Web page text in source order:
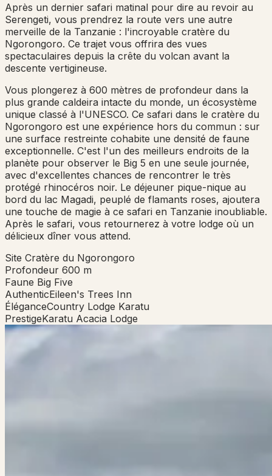
Après un dernier safari matinal pour dire au revoir au
Serengeti, vous prendrez la route vers une autre
merveille de la Tanzanie : l'incroyable cratère du
Ngorongoro. Ce trajet vous offrira des vues
spectaculaires depuis la crête du volcan avant la
descente vertigineuse.
Vous plongerez à 600 mètres de profondeur dans la
plus grande caldeira intacte du monde, un écosystème
unique classé à l'UNESCO. Ce safari dans le cratère du
Ngorongoro est une expérience hors du commun : sur
une surface restreinte cohabite une densité de faune
exceptionnelle. C'est l'un des meilleurs endroits de la
planète pour observer le Big 5 en une seule journée,
avec d'excellentes chances de rencontrer le très
protégé rhinocéros noir. Le déjeuner pique-nique au
bord du lac Magadi, peuplé de flamants roses, ajoutera
une touche de magie à ce safari en Tanzanie inoubliable.
Après le safari, vous retournerez à votre lodge où un
délicieux dîner vous attend.
Site Cratère du Ngorongoro
Profondeur 600 m
Faune Big Five
AuthenticEileen's Trees Inn
ÉléganceCountry Lodge Karatu
PrestigeKaratu Acacia Lodge